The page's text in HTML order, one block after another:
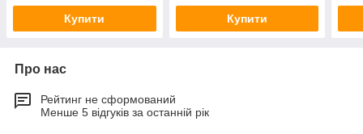
Купити Купити
Про нас
Рейтинг не сформований
Менше 5 відгуків за останній рік